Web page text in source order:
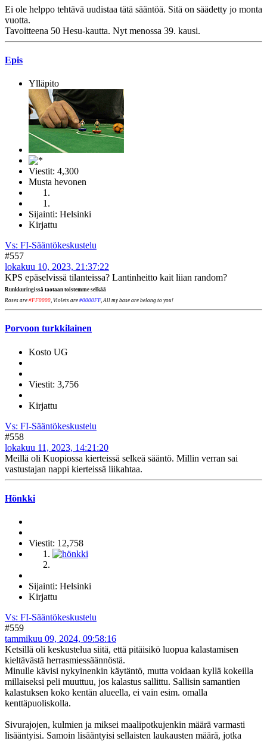
Ei ole helppo tehtävä uudistaa tätä sääntöä. Sitä on säädetty jo monta
vuotta.
Tavoitteena 50 Hesu-kautta. Nyt menossa 39. kausi.
Epis
Ylläpito
Viestit: 4,300
Musta hevonen
Sijainti: Helsinki
Kirjattu
Vs: FI-Sääntökeskustelu
#557
lokakuu 10, 2023, 21:37:22
KPS epäselvissä tilanteissa? Lantinheitto kait liian random?
Runkkuringissä taotaan toistemme selkää
Roses are #FF0000, Violets are #0000FF, All my base are belong to you!
Porvoon turkkilainen
Kosto UG
Viestit: 3,756
Kirjattu
Vs: FI-Sääntökeskustelu
#558
lokakuu 11, 2023, 14:21:20
Meillä oli Kuopiossa kierteissä selkeä sääntö. Millin verran sai
vastustajan nappi kierteissä liikahtaa.
Hönkki
Viestit: 12,758
Sijainti: Helsinki
Kirjattu
Vs: FI-Sääntökeskustelu
#559
tammikuu 09, 2024, 09:58:16
Ketsillä oli keskustelua siitä, että pitäisikö luopua kalastamisen
kieltävästä herrasmiessäännöstä.
Minulle kävisi nykyinenkin käytäntö, mutta voidaan kyllä kokeilla
millaiseksi peli muuttuu, jos kalastus sallittu. Sallisin samantien
kalastuksen koko kentän alueella, ei vain esim. omalla
kenttäpuoliskolla.
Sivurajojen, kulmien ja miksei maalipotkujenkin määrä varmasti
lisääntyisi. Samoin lisääntyisi sellaisten laukausten määrä, jotka